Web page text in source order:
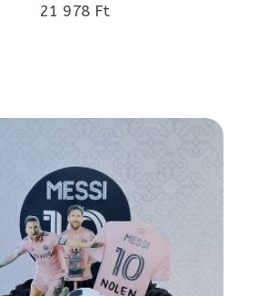
21 978 Ft